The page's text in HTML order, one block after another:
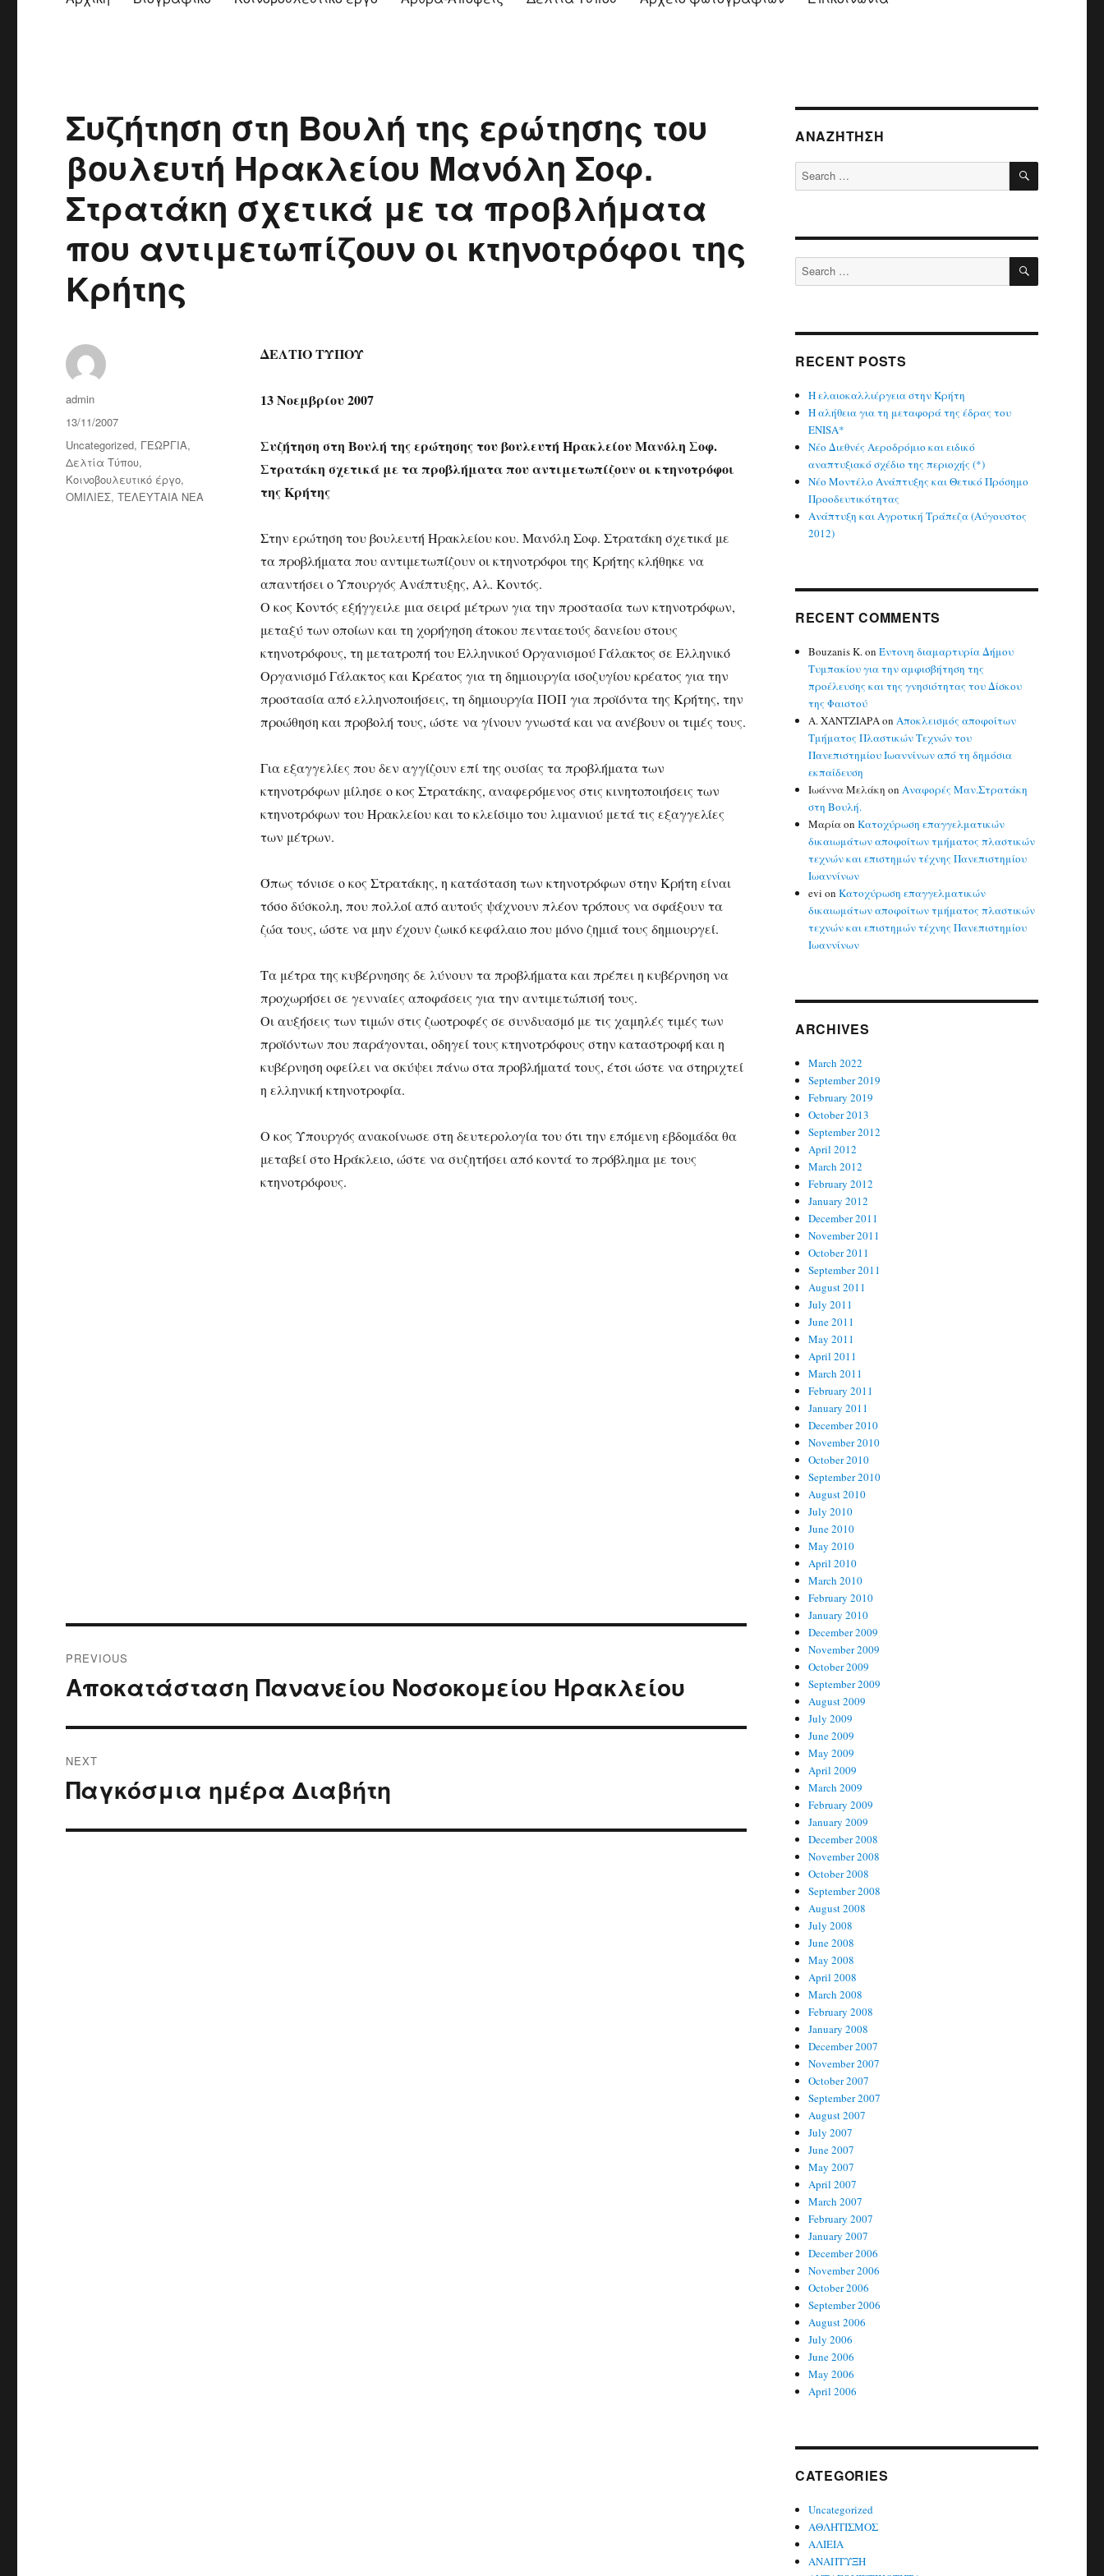
Συζήτηση στη Βουλή της ερώτησης του
βουλευτή Ηρακλείου Μανόλη Σοφ.
Στρατάκη σχετικά με τα προβλήματα
που αντιμετωπίζουν οι κτηνοτρόφοι της
Κρήτης
ΔΕΛΤΙΟ ΤΥΠΟΥ
13 Νοεμβρίου 2007
Συζήτηση στη Βουλή της ερώτησης του βουλευτή Ηρακλείου Μανόλη Σοφ.
Στρατάκη σχετικά με τα προβλήματα που αντιμετωπίζουν οι κτηνοτρόφοι
της Κρήτης
Στην ερώτηση του βουλευτή Ηρακλείου κου. Μανόλη Σοφ. Στρατάκη σχετικά με
τα προβλήματα που αντιμετωπίζουν οι κτηνοτρόφοι της Κρήτης κλήθηκε να
απαντήσει ο Υπουργός Ανάπτυξης, Αλ. Κοντός.
Ο κος Κοντός εξήγγειλε μια σειρά μέτρων για την προστασία των κτηνοτρόφων,
μεταξύ των οποίων και τη χορήγηση άτοκου πενταετούς δανείου στους
κτηνοτρόφους, τη μετατροπή του Ελληνικού Οργανισμού Γάλακτος σε Ελληνικό
Οργανισμό Γάλακτος και Κρέατος για τη δημιουργία ισοζυγίου κρέατος για την
προστασία από ελληνοποιήσεις, τη δημιουργία ΠΟΠ για προϊόντα της Κρήτης, την
προώθηση και προβολή τους, ώστε να γίνουν γνωστά και να ανέβουν οι τιμές τους.
Για εξαγγελίες που δεν αγγίζουν επί της ουσίας τα προβλήματα των
κτηνοτρόφων μίλησε ο κος Στρατάκης, αναφερόμενος στις κινητοποιήσεις των
κτηνοτρόφων του Ηρακλείου και το κλείσιμο του λιμανιού μετά τις εξαγγελίες
των μέτρων.
Όπως τόνισε ο κος Στρατάκης, η κατάσταση των κτηνοτρόφων στην Κρήτη είναι
τόσο δύσκολη, που πολλοί από αυτούς ψάχνουν πλέον τρόπους να σφάξουν τα
ζώα τους, ώστε να μην έχουν ζωικό κεφάλαιο που μόνο ζημιά τους δημιουργεί.
Τα μέτρα της κυβέρνησης δε λύνουν τα προβλήματα και πρέπει η κυβέρνηση να
προχωρήσει σε γενναίες αποφάσεις για την αντιμετώπισή τους.
Οι αυξήσεις των τιμών στις ζωοτροφές σε συνδυασμό με τις χαμηλές τιμές των
προϊόντων που παράγονται, οδηγεί τους κτηνοτρόφους στην καταστροφή και η
κυβέρνηση οφείλει να σκύψει πάνω στα προβλήματά τους, έτσι ώστε να στηριχτεί
η ελληνική κτηνοτροφία.
Ο κος Υπουργός ανακοίνωσε στη δευτερολογία του ότι την επόμενη εβδομάδα θα
μεταβεί στο Ηράκλειο, ώστε να συζητήσει από κοντά το πρόβλημα με τους
κτηνοτρόφους.
Author
admin
Posted
on
13/11/2007
Categories
Uncategorized, ΓΕΩΡΓΙΑ,
Δελτία Τύπου,
Κοινοβουλευτικό έργο,
ΟΜΙΛΙΕΣ,ΤΕΛΕΥΤΑΙΑ ΝΕΑ
navigation
PREVIOUS
Previous
Αποκατάσταση Πανανείου Νοσοκομείου Ηρακλείου
NEXT
Next
Παγκόσμια ημέρα Διαβήτη
ΑΝΑΖΉΤΗΣΗ
Search
for:
SEARCH
Search
for:
SEARCH
RECENT POSTS
Η ελαιοκαλλιέργεια στην Κρήτη
Η αλήθεια για τη μεταφορά της έδρας του
ENISA*
Νέο Διεθνές Αεροδρόμιο και ειδικό
αναπτυξιακό σχέδιο της περιοχής (*)
Νέο Μοντέλο Ανάπτυξης και Θετικό Πρόσημο
Προοδευτικότητας
Ανάπτυξη και Αγροτική Τράπεζα (Αύγουστος
2012)
RECENT COMMENTS
Bouzanis K.onΈντονη διαμαρτυρία Δήμου
Τυμπακίου για την αμφισβήτηση της
προέλευσης και της γνησιότητας του Δίσκου
της Φαιστού
Α. ΧΑΝΤΖΙΑΡΑonΑποκλεισμός αποφοίτων
Τμήματος Πλαστικών Τεχνών του
Πανεπιστημίου Ιωαννίνων από τη δημόσια
εκπαίδευση
Ιωάννα Μελάκη onΑναφορές Μαν.Στρατάκη
στη Βουλή.
ΜαρίαonΚατοχύρωση επαγγελματικών
δικαιωμάτων αποφοίτων τμήματος πλαστικών
τεχνών και επιστημών τέχνης Πανεπιστημίου
Ιωαννίνων
evi onΚατοχύρωση επαγγελματικών
δικαιωμάτων αποφοίτων τμήματος πλαστικών
τεχνών και επιστημών τέχνης Πανεπιστημίου
Ιωαννίνων
ARCHIVES
March 2022
September 2019
February 2019
October 2013
September 2012
April 2012
March 2012
February 2012
January 2012
December 2011
November 2011
October 2011
September 2011
August 2011
July 2011
June 2011
May 2011
April 2011
March 2011
February 2011
January 2011
December 2010
November 2010
October 2010
September 2010
August 2010
July 2010
June 2010
May 2010
April 2010
March 2010
February 2010
January 2010
December 2009
November 2009
October 2009
September 2009
August 2009
July 2009
June 2009
May 2009
April 2009
March 2009
February 2009
January 2009
December 2008
November 2008
October 2008
September 2008
August 2008
July 2008
June 2008
May 2008
April 2008
March 2008
February 2008
January 2008
December 2007
November 2007
October 2007
September 2007
August 2007
July 2007
June 2007
May 2007
April 2007
March 2007
February 2007
January 2007
December 2006
November 2006
October 2006
September 2006
August 2006
July 2006
June 2006
May 2006
April 2006
CATEGORIES
Uncategorized
ΑΘΛΗΤΙΣΜΟΣ
ΑΛΙΕΙΑ
ΑΝΑΠΤΥΞΗ